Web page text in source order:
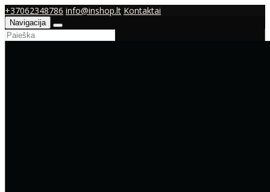
+37062348786 info@inshop.lt Kontaktai
Navigacija